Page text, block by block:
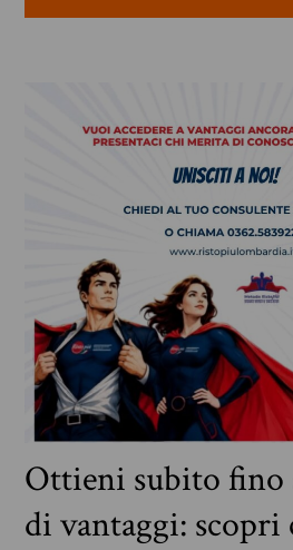
Ottieni subito fino
di vantaggi: scopri